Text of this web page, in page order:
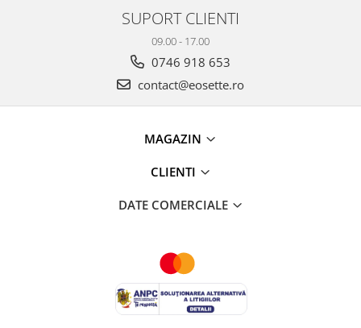
SUPORT CLIENTI
09.00 - 17.00
0746 918 653
contact@eosette.ro
MAGAZIN
CLIENTI
DATE COMERCIALE